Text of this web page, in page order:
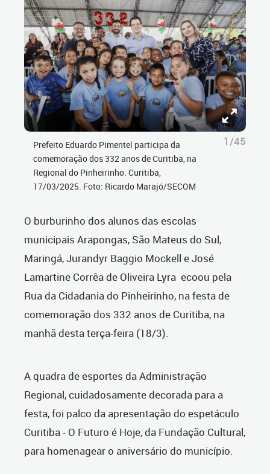
Prefeito Eduardo Pimentel participa da
comemoração dos 332 anos de Curitiba, na
Regional do Pinheirinho. Curitiba,
17/03/2025. Foto: Ricardo Marajó/SECOM
1/45
O burburinho dos alunos das escolas
municipais Arapongas, São Mateus do Sul,
Maringá, Jurandyr Baggio Mockell e José
Lamartine Corrêa de Oliveira Lyra ecoou pela
Rua da Cidadania do Pinheirinho, na festa de
comemoração dos 332 anos de Curitiba, na
manhã desta terça-feira (18/3).
A quadra de esportes da Administração
Regional, cuidadosamente decorada para a
festa, foi palco da apresentação do espetáculo
Curitiba - O Futuro é Hoje, da Fundação Cultural,
para homenagear o aniversário do município.